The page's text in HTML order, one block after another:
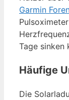
Garmin
Tage sinken
Häufige
Die